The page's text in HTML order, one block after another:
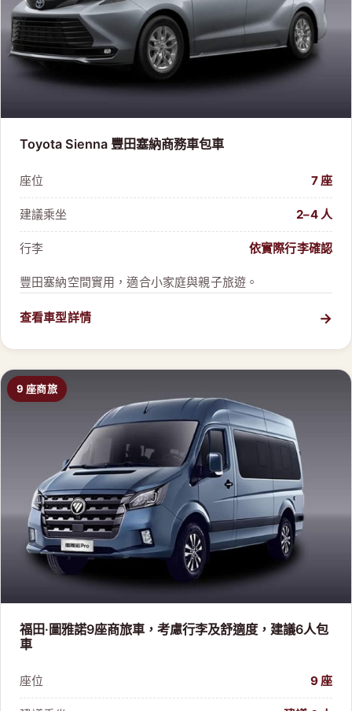
Toyota Sienna 豐田塞納商務車包車
座位 7 座
建議乘坐 2–4 人
行李 依實際行李確認
豐田塞納空間實用，適合小家庭與親子旅遊。
查看車型詳情 →
9 座商旅
福田·圖雅諾9座商旅車，考慮行李及舒適度，建議6人包
車
座位 9 座